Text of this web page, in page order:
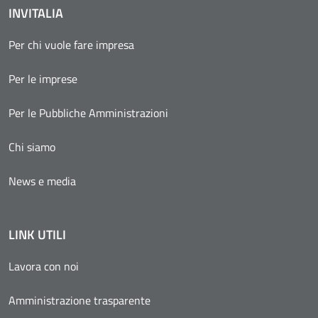
INVITALIA
Per chi vuole fare impresa
Per le imprese
Per le Pubbliche Amministrazioni
Chi siamo
News e media
LINK UTILI
Lavora con noi
Amministrazione trasparente